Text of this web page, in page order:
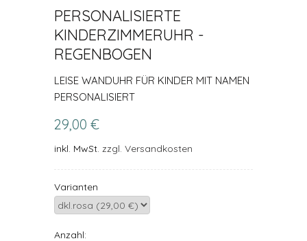
PERSONALISIERTE
KINDERZIMMERUHR -
REGENBOGEN
LEISE WANDUHR FÜR KINDER MIT NAMEN
PERSONALISIERT
29,00 €
inkl. MwSt. zzgl. Versandkosten
Varianten
Anzahl: